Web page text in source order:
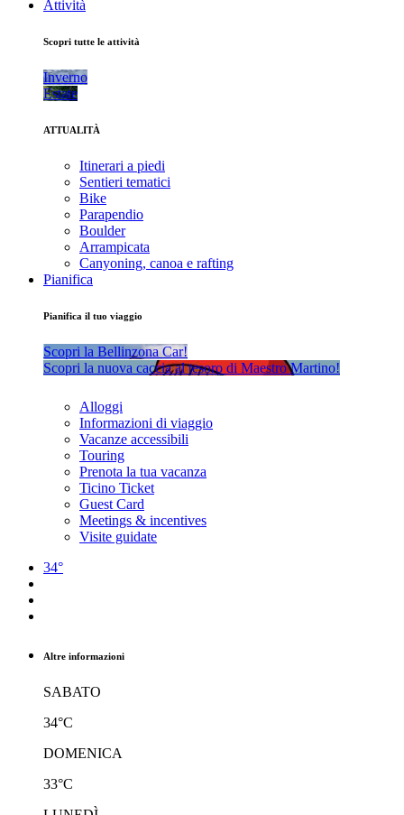
Attività
Scopri tutte le attività
Inverno
Estate
ATTUALITÀ
Itinerari a piedi
Sentieri tematici
Bike
Parapendio
Boulder
Arrampicata
Canyoning, canoa e rafting
Pianifica
Pianifica il tuo viaggio
Scopri la Bellinzona Car!
Scopri la nuova caccia al tesoro di Maestro Martino!
Alloggi
Informazioni di viaggio
Vacanze accessibili
Touring
Prenota la tua vacanza
Ticino Ticket
Guest Card
Meetings & incentives
Visite guidate
34°
Altre informazioni
SABATO
34°C
DOMENICA
33°C